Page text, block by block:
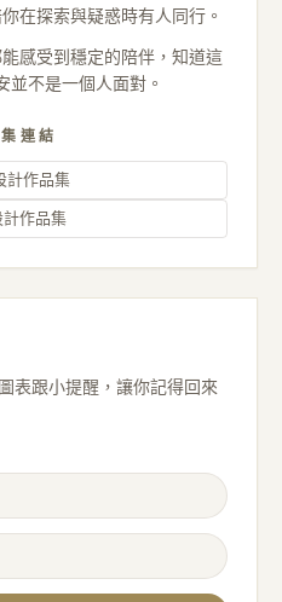
在探索與疑惑時有人同行。
感受到穩定的陪伴，知道這
並不是一個人面對。
連結
計作品集
作品集
表跟小提醒，讓你記得回來